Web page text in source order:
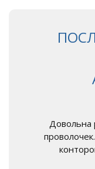
Довольна